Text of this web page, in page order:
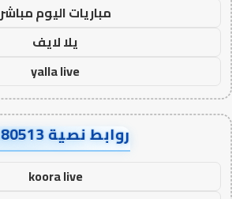
مباريات اليوم مباشر
يلا لايف
yalla live
روابط نصية AA80513
koora live